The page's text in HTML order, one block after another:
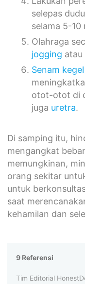
selepas
selama 5-10
Olahraga
jogging atau
Senam kegel
otot-otot di
juga uretra.
Di samping itu,
mengangkat
memungkinan,
orang sekitar
untuk
saat
kehamilan dan
9 Referensi
Tim Editorial